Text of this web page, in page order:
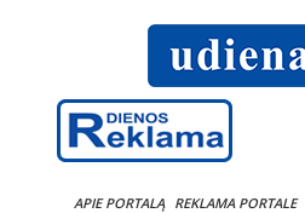
APIE PORTALĄ REKLAMA PORTALE